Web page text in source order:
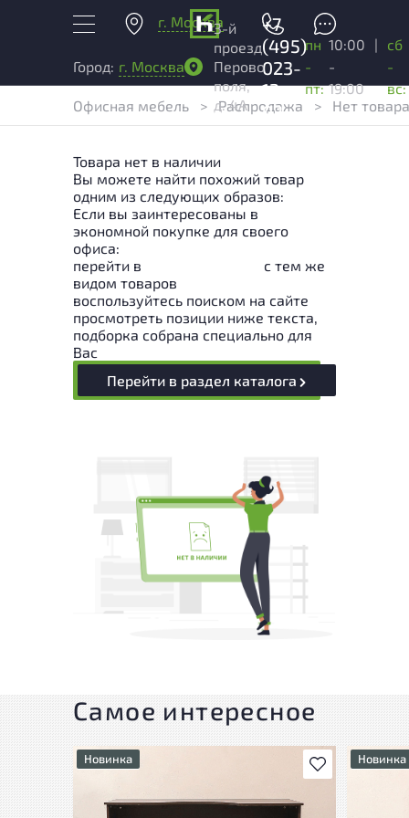
г. Москва
+7
(495)
023-
13-
03
Город: г. Москва
3-й
проезд
Перово
поля,
д. 4А
пн
-
пт:
10:00
-
19:00
|
сб
-
вс:
Офисная мебель
> Распродажа > Нет товара
Товара нет в наличии
Вы можете найти похожий товар
одним из следующих образов:
Если вы заинтересованы в
экономной покупке для своего
офиса:
перейти в
с тем же
видом товаров
воспользуйтесь поиском на сайте
просмотреть позиции ниже текста,
подборка собрана специально для
Вас
Перейти в раздел каталога
Самое интересное
В избранное
Новинка Новинка